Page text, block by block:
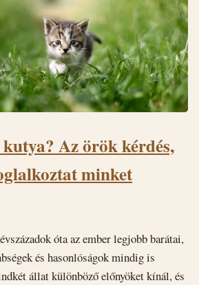
Az örök kérdés,
minket
óta az ember legjobb barátai,
és hasonlóságok mindig is
állat különböző előnyöket kínál, és